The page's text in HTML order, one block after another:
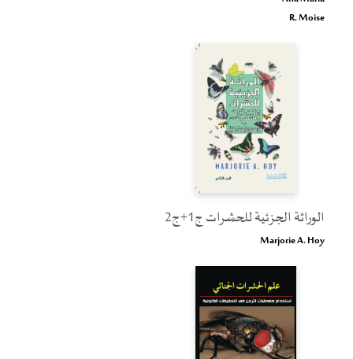
R. Moise
الوراثة الجزئية للحشرات ج1+ج2
Marjorie A. Hoy